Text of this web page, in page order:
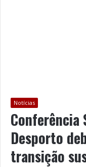
Notícias
Conferência
Desporto
transição